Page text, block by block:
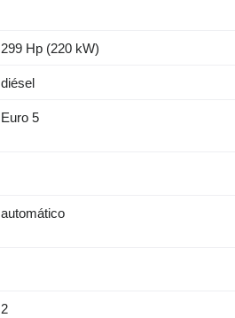
299 Hp (220 kW)
diésel
Euro 5
automático
2